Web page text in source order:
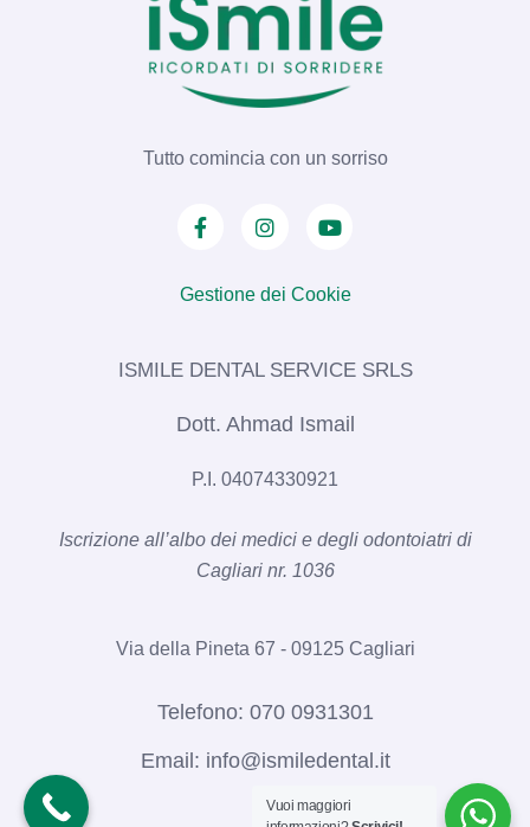
Tutto comincia con un sorriso
Gestione dei Cookie
ISMILE DENTAL SERVICE SRLS​
Dott. Ahmad Ismail
P.I. 04074330921
Iscrizione all’albo dei medici e degli odontoiatri di
Cagliari nr. 1036​
Via della Pineta 67 - 09125 Cagliari
Telefono: 070 0931301
Email: info@ismiledental.it
Vuoi maggiori